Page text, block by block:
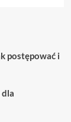
postępować i